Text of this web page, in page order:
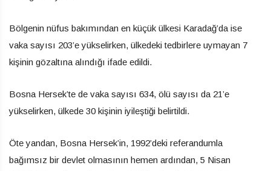
Bölgenin nüfus bakımından en küçük ülkesi Karadağ’da ise
vaka sayısı 203’e yükselirken, ülkedeki tedbirlere uymayan 7
kişinin gözaltına alındığı ifade edildi.
Bosna Hersek’te de vaka sayısı 634, ölü sayısı da 21’e
yükselirken, ülkede 30 kişinin iyileştiği belirtildi.
Öte yandan, Bosna Hersek’in, 1992’deki referandumla
bağımsız bir devlet olmasının hemen ardından, 5 Nisan